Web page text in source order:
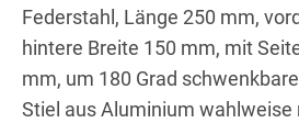
Federstahl, Länge 250 mm,
hintere Breite 150 mm, mit
mm, um 180 Grad
Stiel aus Aluminium wahlweise